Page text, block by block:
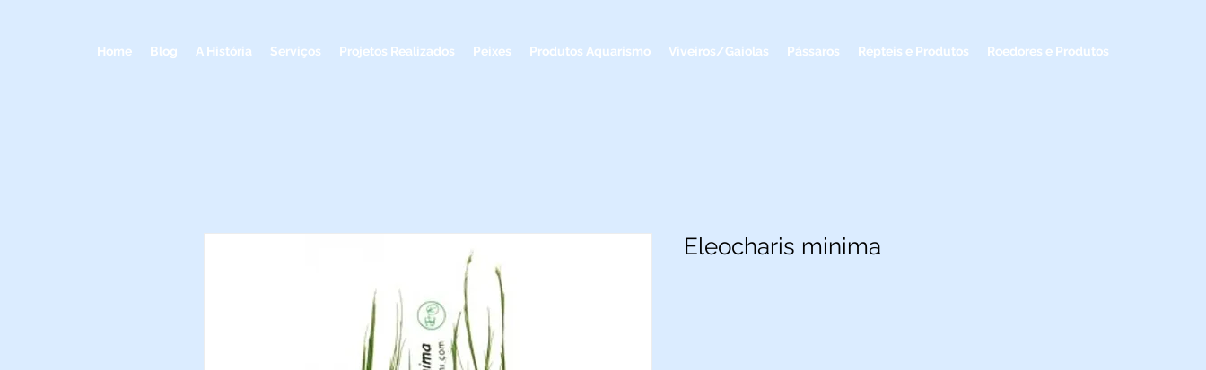
Home Blog A História Serviços Projetos Realizados Peixes Produtos Aquarismo Viveiros/Gaiolas Pássaros Répteis e Produtos Roedores e Produtos
Eleocharis minima